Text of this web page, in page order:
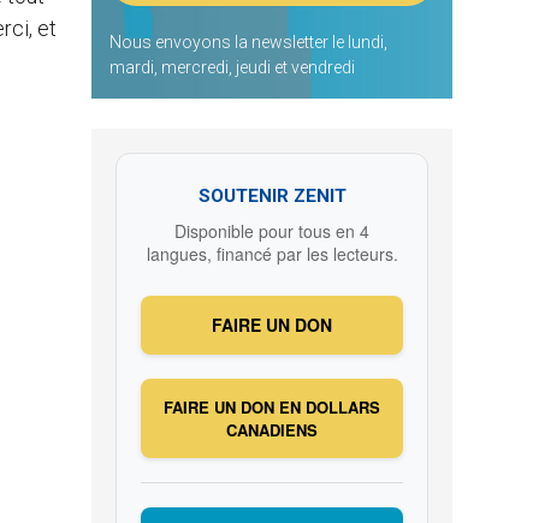
et
Nous envoyons la newsletter le lundi,
mardi, mercredi, jeudi et vendredi
SOUTENIR ZENIT
Disponible pour tous en 4
langues, financé par les lecteurs.
FAIRE UN DON
FAIRE UN DON EN DOLLARS
CANADIENS